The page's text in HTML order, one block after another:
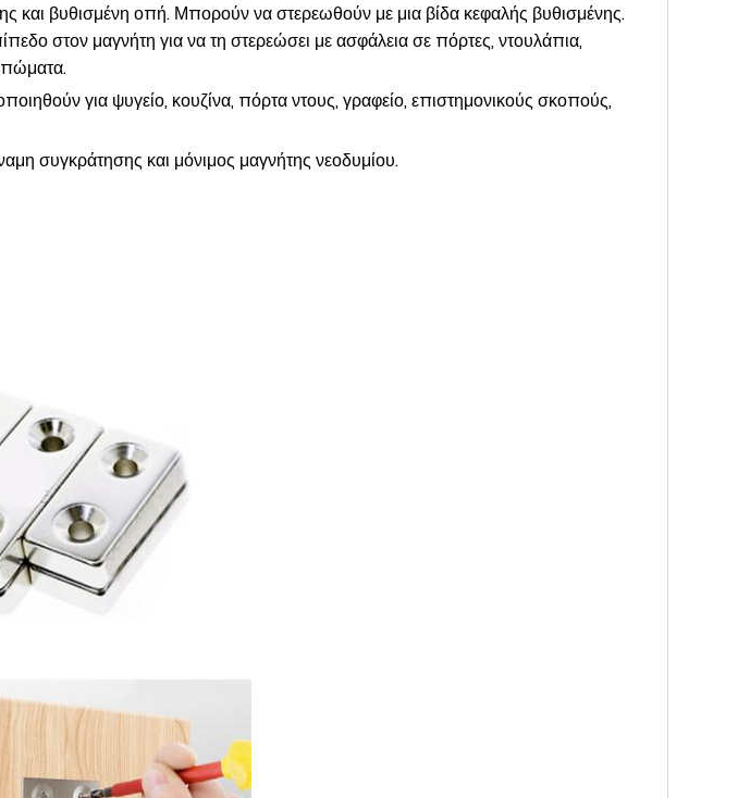
βυθισμένη οπή. Μπορούν να στερεωθούν με μια βίδα κεφαλής βυθισμένης.
στον μαγνήτη για να τη στερεώσει με ασφάλεια σε πόρτες, ντουλάπια,
πώματα.
για ψυγείο, κουζίνα, πόρτα ντους, γραφείο, επιστημονικούς σκοπούς,
συγκράτησης και μόνιμος μαγνήτης νεοδυμίου.